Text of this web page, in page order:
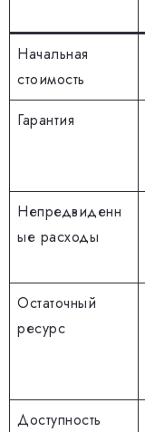
Начальная
стоимость
Гарантия
Непредвиденн
ые расходы
Остаточный
ресурс
Доступность